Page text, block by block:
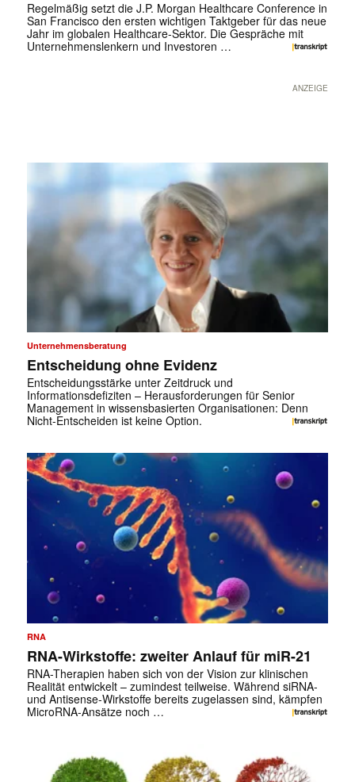
Regelmäßig setzt die J.P. Morgan Healthcare Conference in
San Francisco den ersten wichtigen Taktgeber für das neue
Jahr im globalen Healthcare-Sektor. Die Gespräche mit
Unternehmenslenkern und Investoren …
ANZEIGE
Unternehmensberatung
Entscheidung ohne Evidenz
Entscheidungsstärke unter Zeitdruck und
Informationsdefiziten – Herausforderungen für Senior
Management in wissensbasierten Organisationen: Denn
Nicht-Entscheiden ist keine Option.
RNA
RNA-Wirkstoffe: zweiter Anlauf für miR-21
RNA-Therapien haben sich von der Vision zur klinischen
Realität entwickelt – zumindest teilweise. Während siRNA-
und Antisense-Wirkstoffe bereits zugelassen sind, kämpfen
MicroRNA-Ansätze noch …